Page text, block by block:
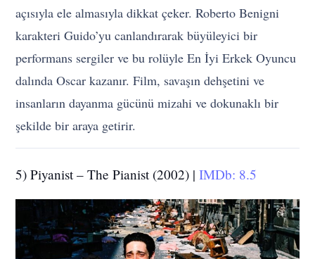
açısıyla ele almasıyla dikkat çeker. Roberto Benigni
karakteri Guido’yu canlandırarak büyüleyici bir
performans sergiler ve bu rolüyle En İyi Erkek Oyuncu
dalında Oscar kazanır. Film, savaşın dehşetini ve
insanların dayanma gücünü mizahi ve dokunaklı bir
şekilde bir araya getirir.
5) Piyanist – The Pianist (2002) |IMDb: 8.5